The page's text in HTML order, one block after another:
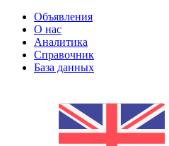
Объявления
О нас
Аналитика
Справочник
База данных